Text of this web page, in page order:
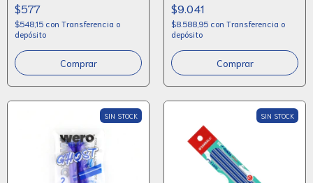
$577
$548,15 con Transferencia o
depósito
$9.041
$8.588,95 con Transferencia o
depósito
Comprar
SIN STOCK SIN STOCK